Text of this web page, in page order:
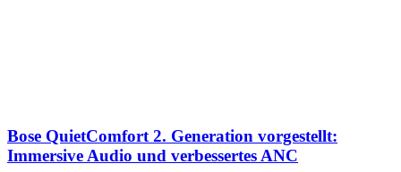
Bose QuietComfort 2. Generation vorgestellt:
Immersive Audio und verbessertes ANC